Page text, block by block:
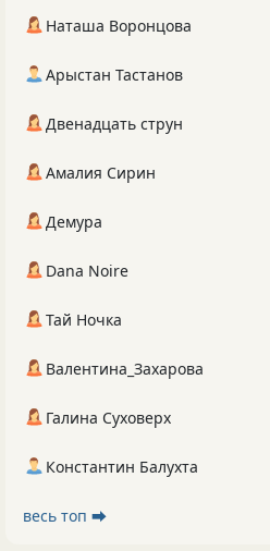
Наташа Воронцова
Арыстан Тастанов
Двенадцать струн
Амалия Сирин
Демура
Dana Noire
Тай Ночка
Валентина_Захарова
Галина Суховерх
Константин Балухта
весь топ ⮕